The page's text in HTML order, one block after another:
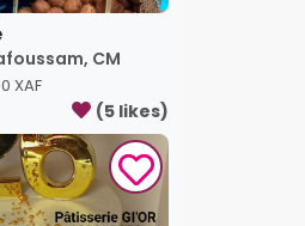
CM
XAF
(5 likes)